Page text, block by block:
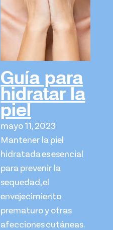
Guía para
hidratar la
piel
mayo 11, 2023
Mantener la piel
hidratada es esencial
para prevenir la
sequedad, el
envejecimiento
prematuro y otras
afecciones cutáneas.